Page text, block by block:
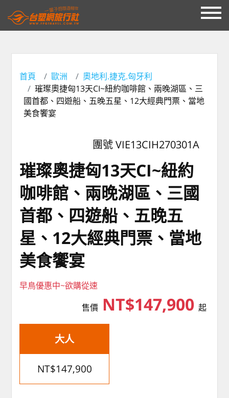
首頁 歐洲
奧地利.捷克.匈牙利
璀璨奧捷匈13天CI~紐約咖啡館、兩晚湖區、三
國首都、四遊船、五晚五星、12大經典門票、當地
美食饗宴
團號 VIE13CIH270301A
璀璨奧捷匈13天CI~紐約
咖啡館、兩晚湖區、三國
首都、四遊船、五晚五
星、12大經典門票、當地
美食饗宴
早鳥優惠中~欲購從速
售價NT$147,900 起
大人
NT$147,900